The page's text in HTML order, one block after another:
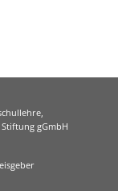
gGmbH